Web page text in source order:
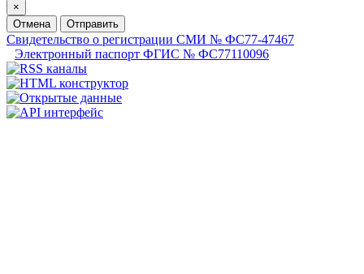
×
Отмена
Отправить
Свидетельство о регистрации СМИ № ФС77-47467
Электронный паспорт ФГИС № ФС77110096